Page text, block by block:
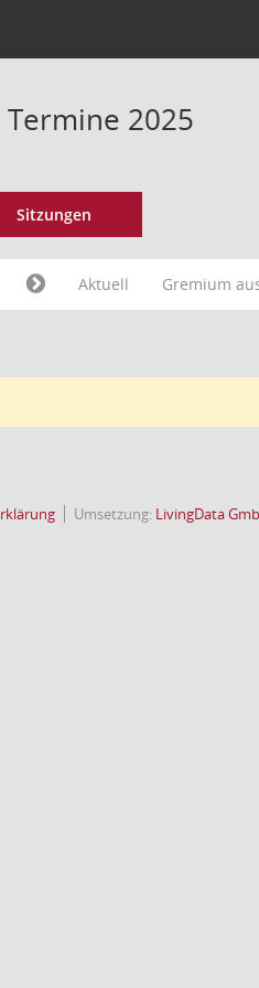
2025
Sitzungen
Aktuell Gremium
Umsetzung: LivingData